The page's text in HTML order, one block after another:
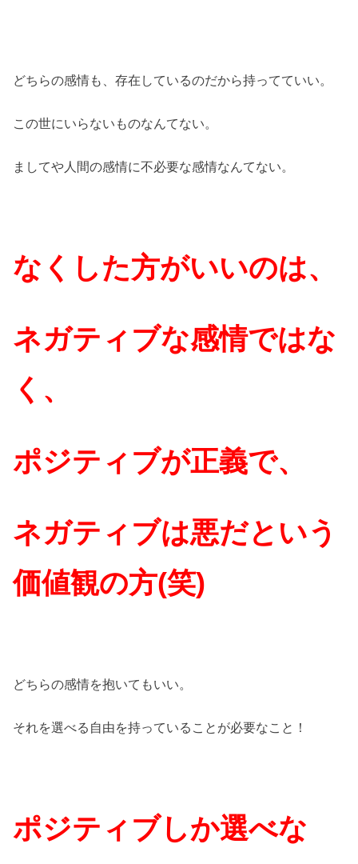
どちらの感情も、存在しているのだから持ってていい。
この世にいらないものなんてない。
ましてや人間の感情に不必要な感情なんてない。
なくした方がいいのは、
ネガティブな感情ではな
く、
ポジティブが正義で、
ネガティブは悪だという
価値観の方(笑)
どちらの感情を抱いてもいい。
それを選べる自由を持っていることが必要なこと！
ポジティブしか選べな